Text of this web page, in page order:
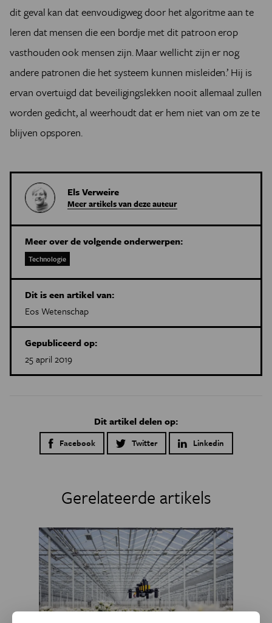
dit geval kan dat eenvoudigweg door het algoritme aan te
leren dat mensen die een bordje met dit patroon erop
vasthouden ook mensen zijn. Maar wellicht zijn er nog
andere patronen die het systeem kunnen misleiden.’ Hij is
ervan overtuigd dat beveiligingslekken nooit allemaal zullen
worden gedicht, al weerhoudt dat er hem niet van om ze te
blijven opsporen.
Els Verweire
Meer artikels van deze auteur
Meer over de volgende onderwerpen:
Technologie
Dit is een artikel van:
Eos Wetenschap
Gepubliceerd op:
25 april 2019
Dit artikel delen op:
Facebook Twitter Linkedin
Gerelateerde artikels